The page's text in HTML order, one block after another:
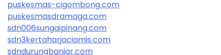
puskesmas-cigombong.com
puskesmasdramaga.com
sdn006sungaipinang.com
sdn3kertaharjaciamis.com
sdndurungbanjar.com